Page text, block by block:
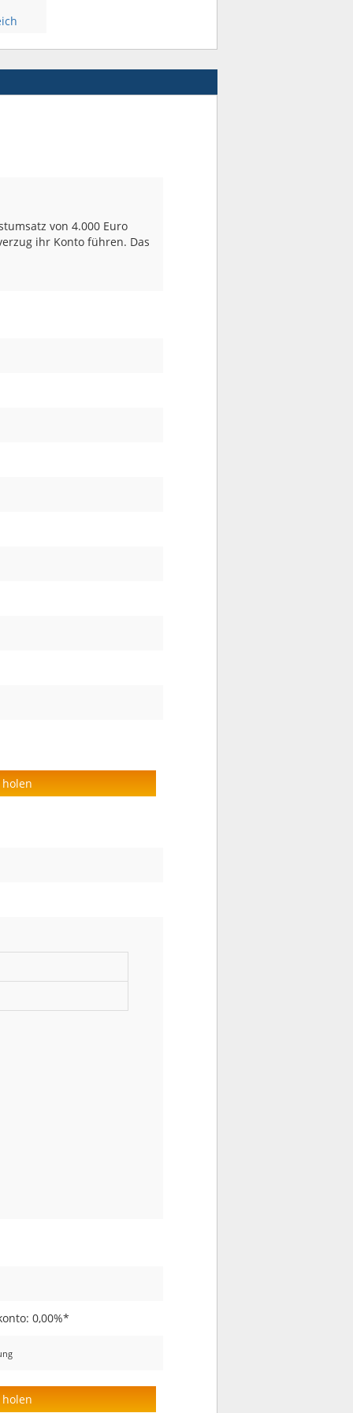
von 4.000 Euro
ihr Konto führen. Das
holen
0,00%*
holen